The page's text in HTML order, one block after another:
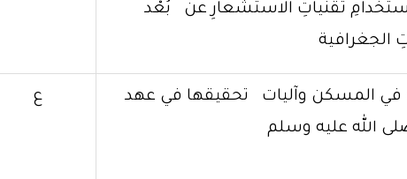
تقنياتِ الاستشعارِ عن بُعْد
الجغرافية
في المسكن وآليات تحقيقها في عهد
الله عليه وسلم
ع